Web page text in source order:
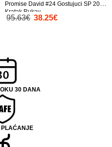
Promise David #24 Gostujuci SP 2026
Kratak Rukav
95.63€ 38.25€
30 DANA
PLAĆANJE